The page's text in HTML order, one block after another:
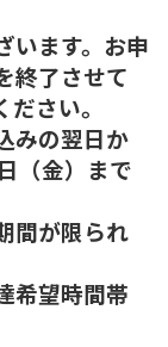
います。お申
終了させて
さい。
みの翌日か
（金）まで
間が限られ
希望時間帯